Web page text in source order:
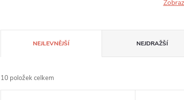
a
z
NEJLEVNĚJŠÍ NEJDRAŽŠÍ
10 položek celkem